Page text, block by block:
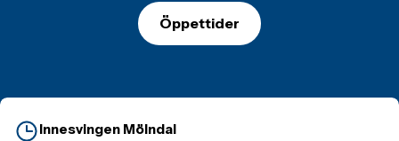
Öppettider
Innesvingen Mölndal